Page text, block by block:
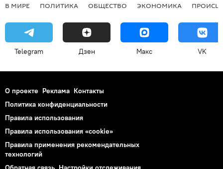
В МИРЕ ПОЛИТИКА ОБЩЕСТВО ЭКОНОМИКА
Telegram Дзен Макс VK
О проекте Реклама Контакты
Политика конфиденциальности
Правила использования
Правила использования «cookie»
Правила применения рекомендательных
технологий